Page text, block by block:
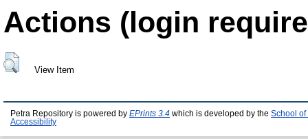
Actions (login
View Item
Petra Repository is powered by EPrints 3.4 which is developed by the School of
Accessibility